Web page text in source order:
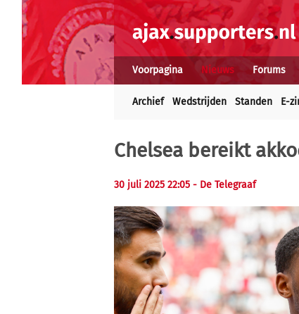
Voorpagina Nieuws Forums
Archief Wedstrijden Standen E-
Chelsea bereikt
30 juli 2025 22:05 - De Telegraaf